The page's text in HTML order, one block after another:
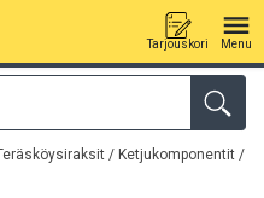
Tarjouskori Menu
/ Ketjukomponentit /